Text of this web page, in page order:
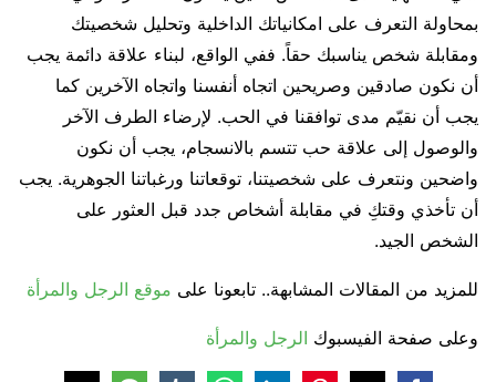
بمحاولة التعرف على امكانياتك الداخلية وتحليل شخصيتك
ومقابلة شخص يناسبك حقاً. ففي الواقع، لبناء علاقة دائمة يجب
أن نكون صادقين وصريحين اتجاه أنفسنا واتجاه الآخرين كما
يجب أن نقيّم مدى توافقنا في الحب. لإرضاء الطرف الآخر
والوصول إلى علاقة حب تتسم بالانسجام، يجب أن نكون
واضحين ونتعرف على شخصيتنا، توقعاتنا ورغباتنا الجوهرية. يجب
أن تأخذي وقتكِ في مقابلة أشخاص جدد قبل العثور على
الشخص الجيد.
للمزيد من المقالات المشابهة.. تابعونا على موقع الرجل والمرأة
وعلى صفحة الفيسبوك الرجل والمرأة